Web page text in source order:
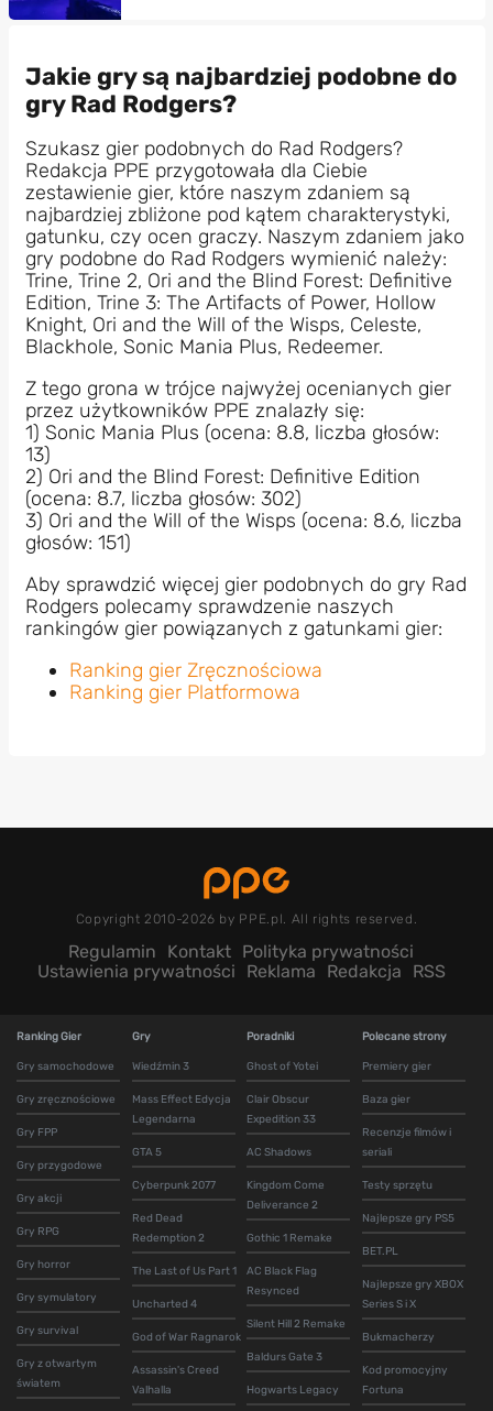
Jakie gry są najbardziej podobne do
gry Rad Rodgers?
Szukasz gier podobnych do Rad Rodgers?
Redakcja PPE przygotowała dla Ciebie
zestawienie gier, które naszym zdaniem są
najbardziej zbliżone pod kątem charakterystyki,
gatunku, czy ocen graczy. Naszym zdaniem jako
gry podobne do Rad Rodgers wymienić należy:
Trine, Trine 2, Ori and the Blind Forest: Definitive
Edition, Trine 3: The Artifacts of Power, Hollow
Knight, Ori and the Will of the Wisps, Celeste,
Blackhole, Sonic Mania Plus, Redeemer.
Z tego grona w trójce najwyżej ocenianych gier
przez użytkowników PPE znalazły się:
1) Sonic Mania Plus (ocena: 8.8, liczba głosów:
13)
2) Ori and the Blind Forest: Definitive Edition
(ocena: 8.7, liczba głosów: 302)
3) Ori and the Will of the Wisps (ocena: 8.6, liczba
głosów: 151)
Aby sprawdzić więcej gier podobnych do gry Rad
Rodgers polecamy sprawdzenie naszych
rankingów gier powiązanych z gatunkami gier:
Ranking gier Zręcznościowa
Ranking gier Platformowa
Copyright 2010-2026 by PPE.pl. All rights reserved.
Regulamin Kontakt Polityka prywatności
Ustawienia prywatności
Reklama Redakcja RSS
Ranking Gier
Gry samochodowe
Gry zręcznościowe
Gry FPP
Gry przygodowe
Gry akcji
Gry RPG
Gry horror
Gry symulatory
Gry survival
Gry z otwartym
światem
Gry
Wiedźmin 3
Mass Effect Edycja
Legendarna
GTA 5
Cyberpunk 2077
Red Dead
Redemption 2
The Last of Us Part 1
Uncharted 4
God of War Ragnarok
Assassin's Creed
Valhalla
Poradniki
Ghost of Yotei
Clair Obscur
Expedition 33
AC Shadows
Kingdom Come
Deliverance 2
Gothic 1 Remake
AC Black Flag
Resynced
Silent Hill 2 Remake
Baldurs Gate 3
Hogwarts Legacy
Polecane strony
Premiery gier
Baza gier
Recenzje filmów i
seriali
Testy sprzętu
Najlepsze gry PS5
BET.PL
Najlepsze gry XBOX
Series S i X
Bukmacherzy
Kod promocyjny
Fortuna